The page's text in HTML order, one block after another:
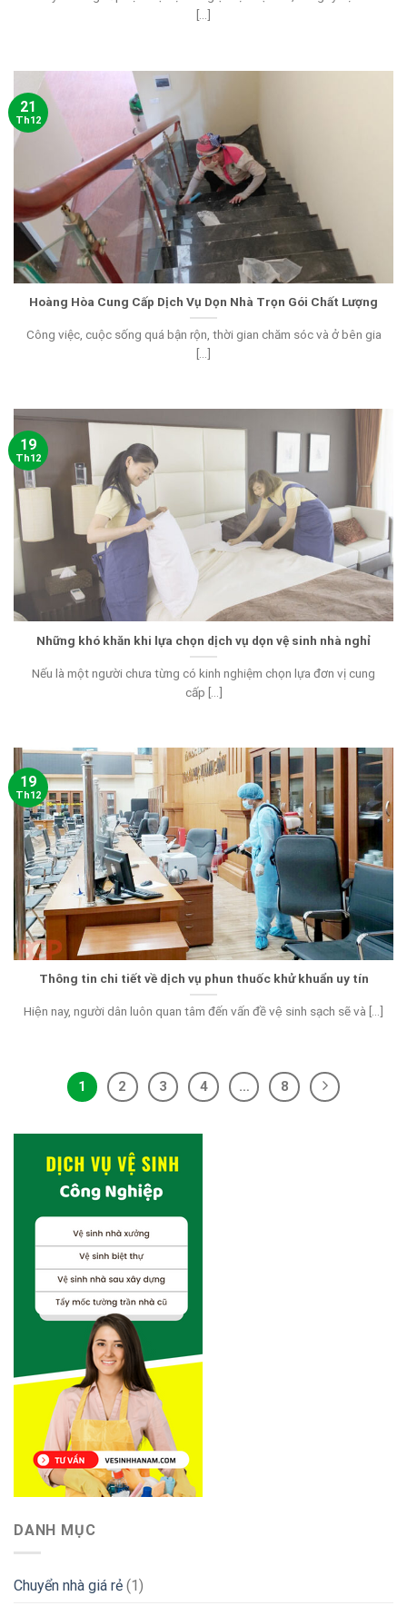
[...]
Hoàng Hòa Cung Cấp Dịch Vụ Dọn Nhà Trọn Gói Chất Lượng
Công việc, cuộc sống quá bận rộn, thời gian chăm sóc và ở bên gia
[...]
21
Th12
Những khó khăn khi lựa chọn dịch vụ dọn vệ sinh nhà nghỉ
Nếu là một người chưa từng có kinh nghiệm chọn lựa đơn vị cung
cấp [...]
19
Th12
Thông tin chi tiết về dịch vụ phun thuốc khử khuẩn uy tín
Hiện nay, người dân luôn quan tâm đến vấn đề vệ sinh sạch sẽ và [...]
19
Th12
1 2 3 4 … 8
DANH MỤC
Chuyển nhà giá rẻ (1)